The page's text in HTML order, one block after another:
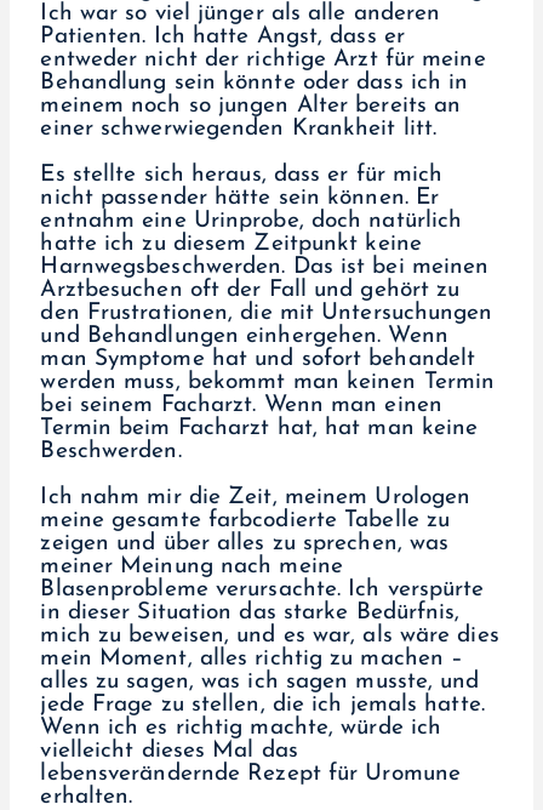
Ich war so viel jünger als alle anderen
Patienten. Ich hatte Angst, dass er
entweder nicht der richtige Arzt für meine
Behandlung sein könnte oder dass ich in
meinem noch so jungen Alter bereits an
einer schwerwiegenden Krankheit litt.
Es stellte sich heraus, dass er für mich
nicht passender hätte sein können. Er
entnahm eine Urinprobe, doch natürlich
hatte ich zu diesem Zeitpunkt keine
Harnwegsbeschwerden. Das ist bei meinen
Arztbesuchen oft der Fall und gehört zu
den Frustrationen, die mit Untersuchungen
und Behandlungen einhergehen. Wenn
man Symptome hat und sofort behandelt
werden muss, bekommt man keinen Termin
bei seinem Facharzt. Wenn man einen
Termin beim Facharzt hat, hat man keine
Beschwerden.
Ich nahm mir die Zeit, meinem Urologen
meine gesamte farbcodierte Tabelle zu
zeigen und über alles zu sprechen, was
meiner Meinung nach meine
Blasenprobleme verursachte. Ich verspürte
in dieser Situation das starke Bedürfnis,
mich zu beweisen, und es war, als wäre dies
mein Moment, alles richtig zu machen –
alles zu sagen, was ich sagen musste, und
jede Frage zu stellen, die ich jemals hatte.
Wenn ich es richtig machte, würde ich
vielleicht dieses Mal das
lebensverändernde Rezept für Uromune
erhalten.